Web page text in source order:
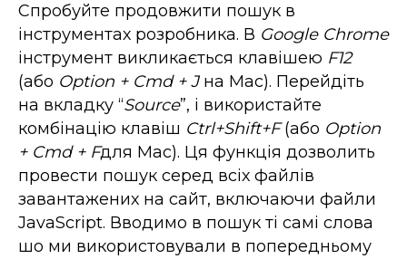
Спробуйте продовжити пошук в
інструментах розробника. В Google Chrome
інструмент викликається клавішею F12
(або Option + Cmd + Jна Mac). Перейдіть
на вкладку “Source”, і використайте
комбінацію клавіш Ctrl+Shift+F(або Option
+ Cmd + Fдля Mac). Ця функція дозволить
провести пошук серед всіх файлів
завантажених на сайт, включаючи файли
JavaScript. Вводимо в пошук ті самі слова
шо ми використовували в попередньому